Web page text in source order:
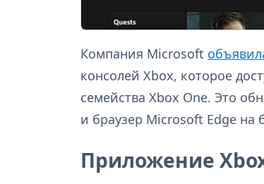
Компания Microsoft
консолей Xbox, которое
семейства Xbox One. Это
и браузер Microsoft Edge на
Приложение